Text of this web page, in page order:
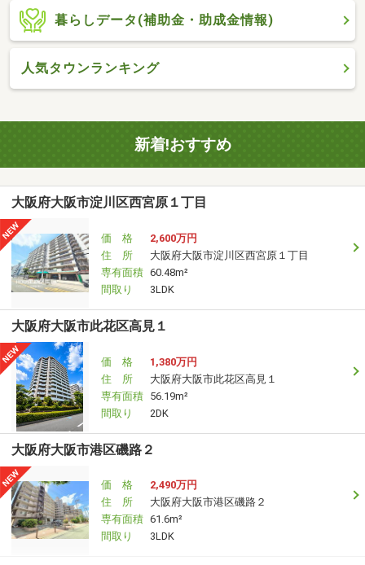
暮らしデータ(補助金・助成金情報)
人気タウンランキング
新着!おすすめ
大阪府大阪市淀川区西宮原１丁目
価 格
2,600万円
住 所
大阪府大阪市淀川区西宮原１丁目
専有面積 60.48m²
間取り
3LDK
大阪府大阪市此花区高見１
価 格
1,380万円
住 所
大阪府大阪市此花区高見１
専有面積 56.19m²
間取り
2DK
大阪府大阪市港区磯路２
価 格
2,490万円
住 所
大阪府大阪市港区磯路２
専有面積 61.6m²
間取り
3LDK